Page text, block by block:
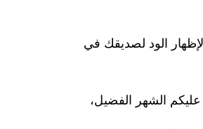
الود لصديقك في
الشهر الفضيل،